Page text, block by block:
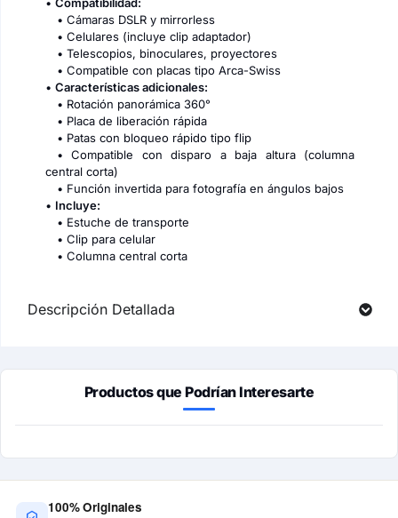
• Cámaras DSLR y mirrorless
• Celulares (incluye clip adaptador)
• Telescopios, binoculares, proyectores
• Compatible con placas tipo Arca-Swiss
• Características adicionales:
• Rotación panorámica 360°
• Placa de liberación rápida
• Patas con bloqueo rápido tipo flip
• Compatible con disparo a baja altura (columna
central corta)
• Función invertida para fotografía en ángulos bajos
• Incluye:
• Estuche de transporte
• Clip para celular
• Columna central corta
Descripción Detallada
Productos que Podrían Interesarte
100% Originales